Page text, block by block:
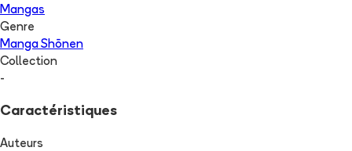
Mangas
Genre
Manga Shōnen
Collection
-
Caractéristiques
Auteurs